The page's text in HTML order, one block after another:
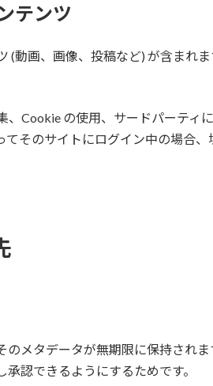
テンツ
(動画、画像、投稿など) が含まれ
、Cookie の使用、サードパーテ
そのサイトにログイン中の場合
のメタデータが無期限に保持され
認できるようにするためです。